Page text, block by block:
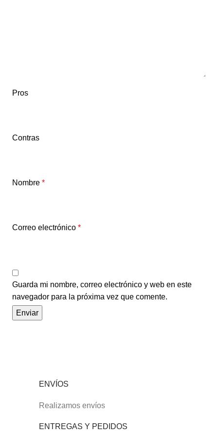
Pros
Contras
Nombre *
Correo electrónico *
Guarda mi nombre, correo electrónico y web en este
navegador para la próxima vez que comente.
ENVÍOS
Realizamos envíos
ENTREGAS Y PEDIDOS